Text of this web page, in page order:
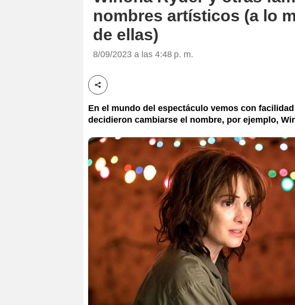
nombres artísticos (a lo
de ellas)
8/09/2023 a las 4:48 p. m.
Compartir esta noticia
En el mundo del espectáculo vemos con
decidieron cambiarse el nombre, por ejemplo,
Paramount Pictures